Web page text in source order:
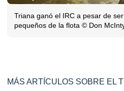
Triana ganó el IRC a pesar de
pequeños de la flota © Don
MÁS ARTÍCULOS SOBRE EL